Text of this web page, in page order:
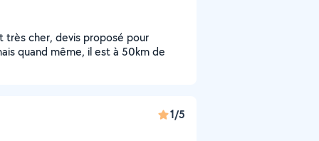
très cher, devis proposé pour
quand même, il est à 50km de
1/5